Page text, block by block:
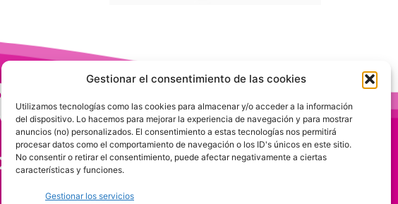
Gestionar el consentimiento de las cookies
Utilizamos tecnologías como las cookies para almacenar y/o acceder a la información
del dispositivo. Lo hacemos para mejorar la experiencia de navegación y para mostrar
anuncios (no) personalizados. El consentimiento a estas tecnologías nos permitirá
procesar datos como el comportamiento de navegación o los ID's únicos en este sitio.
No consentir o retirar el consentimiento, puede afectar negativamente a ciertas
características y funciones.
Gestionar los servicios